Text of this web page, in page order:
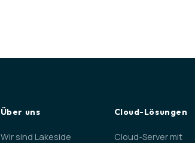
Über uns
Wir sind Lakeside
Cloud-Lösungen
Cloud-Server mit